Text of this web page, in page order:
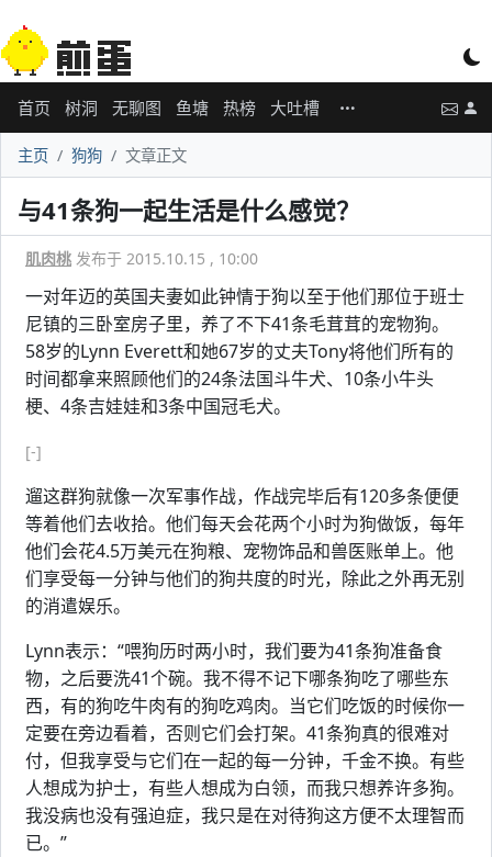
首页 树洞 无聊图 鱼塘 热榜 大吐槽
主页 狗狗 文章正文
与41条狗一起生活是什么感觉？
肌肉桃 发布于 2015.10.15 , 10:00
一对年迈的英国夫妻如此钟情于狗以至于他们那位于班士
尼镇的三卧室房子里，养了不下41条毛茸茸的宠物狗。
58岁的Lynn Everett和她67岁的丈夫Tony将他们所有的
时间都拿来照顾他们的24条法国斗牛犬、10条小牛头
梗、4条吉娃娃和3条中国冠毛犬。
[-]
遛这群狗就像一次军事作战，作战完毕后有120多条便便
等着他们去收拾。他们每天会花两个小时为狗做饭，每年
他们会花4.5万美元在狗粮、宠物饰品和兽医账单上。他
们享受每一分钟与他们的狗共度的时光，除此之外再无别
的消遣娱乐。
Lynn表示：“喂狗历时两小时，我们要为41条狗准备食
物，之后要洗41个碗。我不得不记下哪条狗吃了哪些东
西，有的狗吃牛肉有的狗吃鸡肉。当它们吃饭的时候你一
定要在旁边看着，否则它们会打架。41条狗真的很难对
付，但我享受与它们在一起的每一分钟，千金不换。有些
人想成为护士，有些人想成为白领，而我只想养许多狗。
我没病也没有强迫症，我只是在对待狗这方便不太理智而
已。”